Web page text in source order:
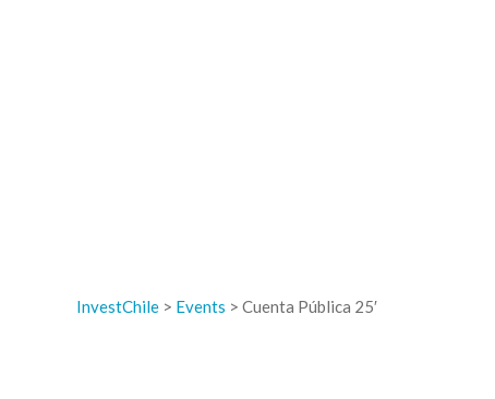
InvestChile > Events > Cuenta Pública 25′